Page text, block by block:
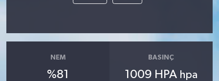
NEM
%81
BASINÇ
1009 HPA hpa